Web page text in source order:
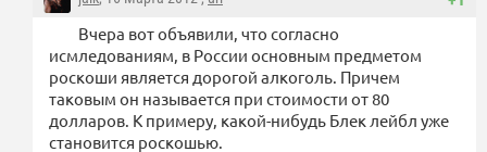
Вчера вот объявили, что согласно
исмледованиям, в России основным предметом
роскоши является дорогой алкоголь. Причем
таковым он называется при стоимости от 80
долларов. К примеру, какой-нибудь Блек лейбл уже
становится роскошью.